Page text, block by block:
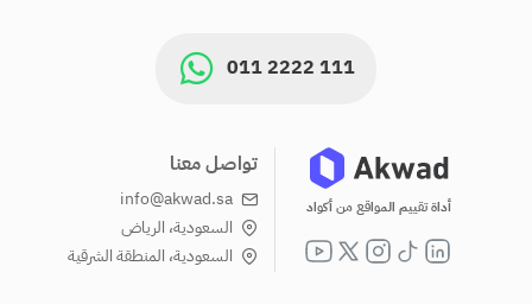
011 2222 111
أداة تقييم المواقع من أكواد
تواصل معنا
info@akwad.sa
السعودية، الرياض
السعودية، المنطقة الشرقية